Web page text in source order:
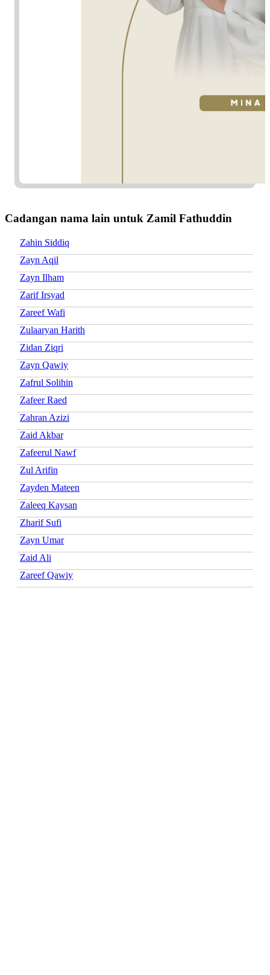
Cadangan nama lain untuk Zamil Fathuddin
Zahin Siddiq
Zayn Aqil
Zayn Ilham
Zarif Irsyad
Zareef Wafi
Zulaaryan Harith
Zidan Ziqri
Zayn Qawiy
Zafrul Solihin
Zafeer Raed
Zahran Azizi
Zaid Akbar
Zafeerul Nawf
Zul Arifin
Zayden Mateen
Zaleeq Kaysan
Zharif Sufi
Zayn Umar
Zaid Ali
Zareef Qawiy